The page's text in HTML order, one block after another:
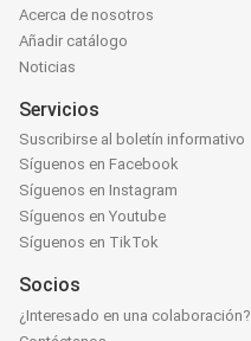
Acerca de nosotros
Añadir catálogo
Noticias
Servicios
Suscribirse al boletín informativo
Síguenos en Facebook
Síguenos en Instagram
Síguenos en Youtube
Síguenos en TikTok
Socios
¿Interesado en una colaboración?